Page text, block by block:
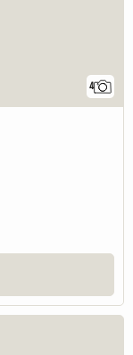
4